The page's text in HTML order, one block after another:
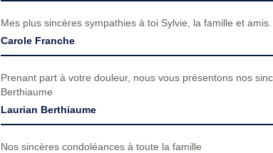
Mes plus sincères sympathies à toi Sylvie, la famille et amis.
Carole Franche
Prenant part à votre douleur, nous vous présentons nos
Berthiaume
Laurian Berthiaume
Nos sincères condoléances à toute la famille